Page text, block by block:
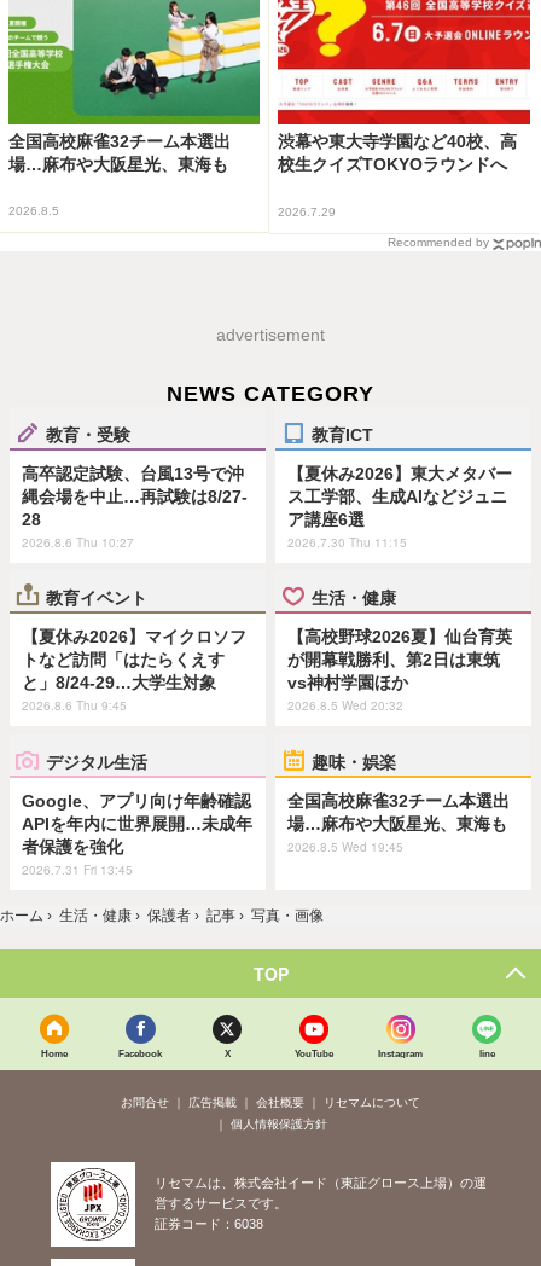
全国高校麻雀32チーム本選出
場…麻布や大阪星光、東海も
2026.8.5
渋幕や東大寺学園など40校、高
校生クイズTOKYOラウンドへ
2026.7.29
Recommended by
advertisement
NEWS CATEGORY
教育・受験
高卒認定試験、台風13号で沖
縄会場を中止…再試験は8/27-
28
2026.8.6 Thu 10:27
教育ICT
【夏休み2026】東大メタバー
ス工学部、生成AIなどジュニ
ア講座6選
2026.7.30 Thu 11:15
教育イベント
【夏休み2026】マイクロソフ
トなど訪問「はたらくえす
と」8/24-29…大学生対象
2026.8.6 Thu 9:45
生活・健康
【高校野球2026夏】仙台育英
が開幕戦勝利、第2日は東筑
vs神村学園ほか
2026.8.5 Wed 20:32
デジタル生活
Google、アプリ向け年齢確認
APIを年内に世界展開…未成年
者保護を強化
2026.7.31 Fri 13:45
趣味・娯楽
全国高校麻雀32チーム本選出
場…麻布や大阪星光、東海も
2026.8.5 Wed 19:45
ホーム › 生活・健康 › 保護者 › 記事 › 写真・画像
TOP
Home Facebook X YouTube Instagram line
お問合せ 広告掲載 会社概要
リセマムについて
個人情報保護方針
リセマムは、株式会社イード（東証グロース上場）の運
営するサービスです。
証券コード：6038